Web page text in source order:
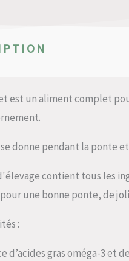
est un aliment complet
donne pendant la ponte
contient tous les
une bonne ponte, de
:
d’acides gras oméga-3